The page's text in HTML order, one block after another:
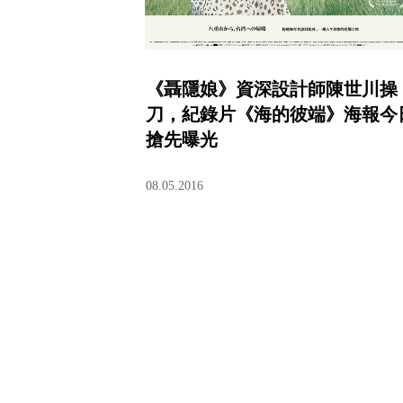
《聶隱娘》資深設計師陳世川操
刀，紀錄片《海的彼端》海報今
搶先曝光
08.05.2016